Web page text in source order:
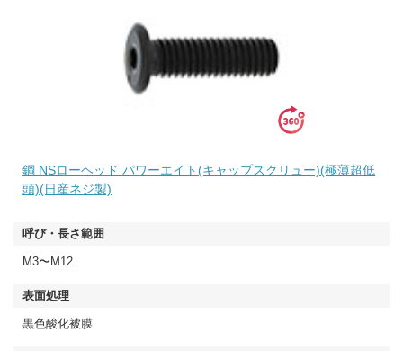
鋼 NSローヘッド パワーエイト(キャップスクリュー)(極薄超低
頭)(日産ネジ製)
M3〜M12
黒色酸化被膜